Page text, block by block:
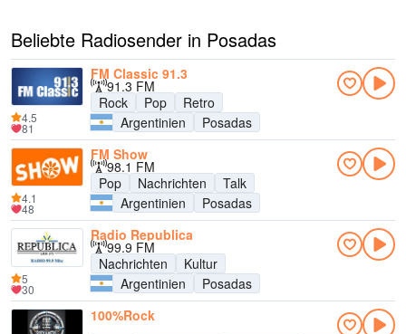
Beliebte Radiosender in Posadas
FM Classic 91.3
91.3 FM
Rock
Pop
Retro
Argentinien
Posadas
4.5
81
FM Show
98.1 FM
Pop
Nachrichten
Talk
Argentinien
Posadas
4.1
48
Radio Republica
99.9 FM
Nachrichten
Kultur
Argentinien
Posadas
5
30
100%Rock